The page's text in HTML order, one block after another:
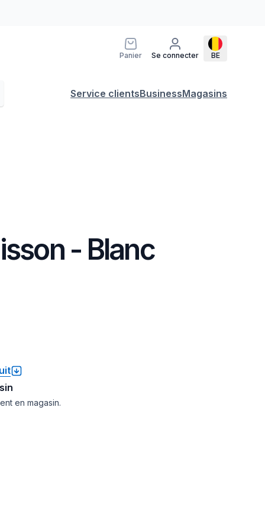
Panier Se connecter BE
Service clientsBusinessMagasins
- Blanc
en magasin.